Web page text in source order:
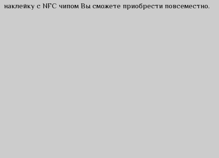
наклейку с NFC чипом Вы сможете приобрести повсеместно.